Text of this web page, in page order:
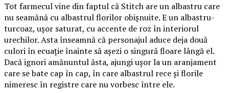
Tot farmecul vine din faptul că Stitch are un albastru care
nu seamănă cu albastrul florilor obișnuite. E un albastru-
turcoaz, ușor saturat, cu accente de roz în interiorul
urechilor. Asta înseamnă că personajul aduce deja două
culori în ecuație înainte să așezi o singură floare lângă el.
Dacă ignori amănuntul ăsta, ajungi ușor la un aranjament
care se bate cap în cap, în care albastrul rece și florile
nimeresc în registre care nu vorbesc între ele.